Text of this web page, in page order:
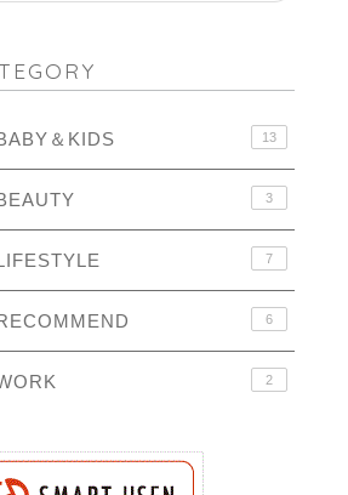
＆KIDS 13
3
7
6
2